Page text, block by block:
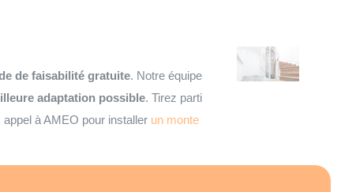
de faisabilité gratuite. Notre équipe
adaptation possible. Tirez parti
appel à AMEO pour installer un monte